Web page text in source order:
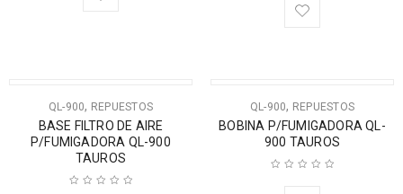
QL-900, REPUESTOS
BASE FILTRO DE AIRE
P/FUMIGADORA QL-900
TAUROS
QL-900, REPUESTOS
BOBINA P/FUMIGADORA QL-
900 TAUROS